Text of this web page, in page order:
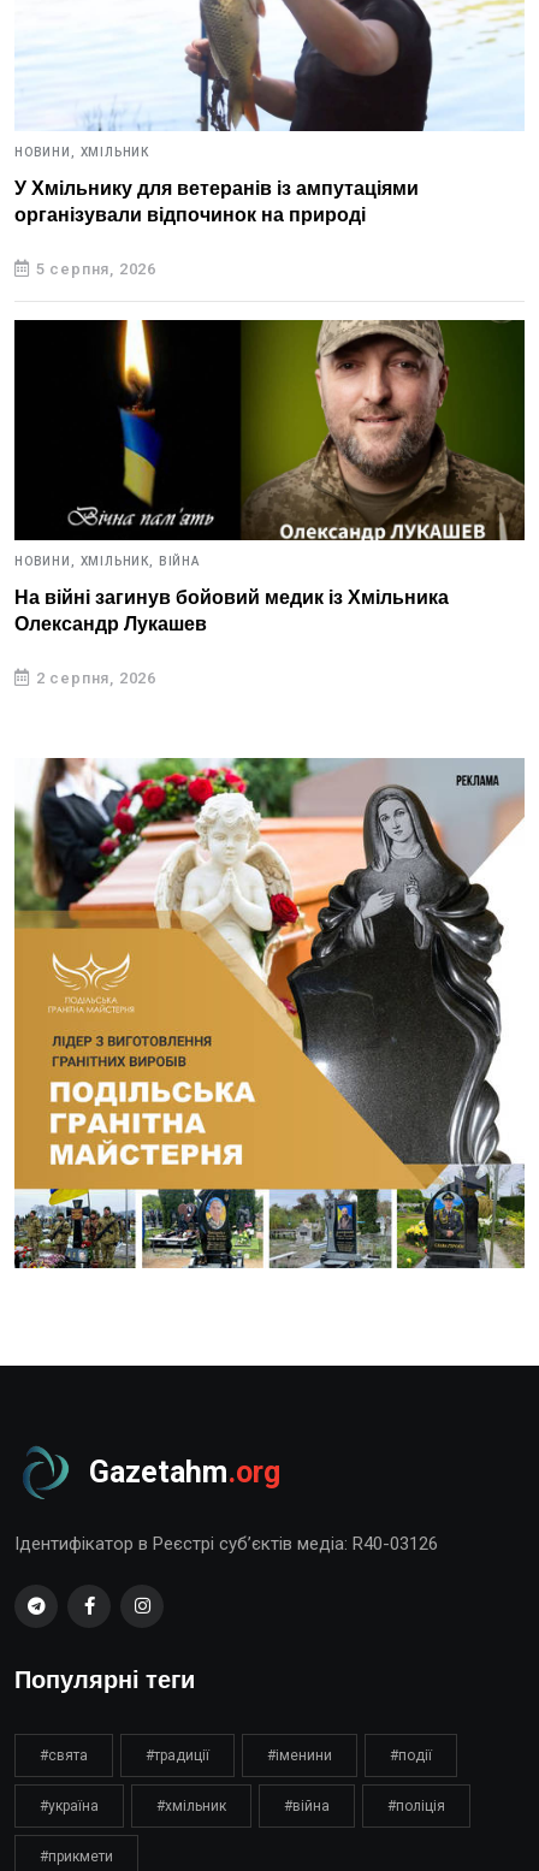
НОВИНИ, ХМІЛЬНИК
У Хмільнику для ветеранів із ампутаціями
організували відпочинок на природі
5 серпня, 2026
НОВИНИ, ХМІЛЬНИК, ВІЙНА
На війні загинув бойовий медик із Хмільника
Олександр Лукашев
2 серпня, 2026
Gazetahm.org
Ідентифікатор в Реєстрі суб’єктів медіа: R40-03126
Популярні теги
#свята #традиції #іменини #події
#україна #хмільник #війна #поліція
#прикмети